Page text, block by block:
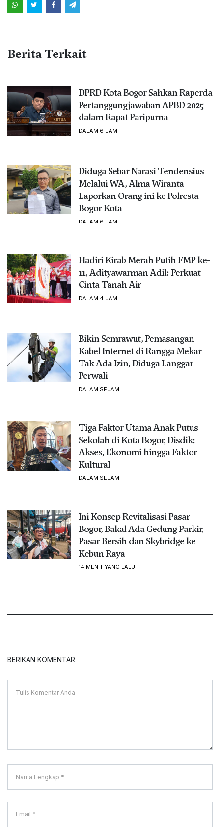
Berita Terkait
DPRD Kota Bogor Sahkan Raperda
Pertanggungjawaban APBD 2025
dalam Rapat Paripurna
DALAM 6 JAM
Diduga Sebar Narasi Tendensius
Melalui WA, Alma Wiranta
Laporkan Orang ini ke Polresta
Bogor Kota
DALAM 6 JAM
Hadiri Kirab Merah Putih FMP ke-
11, Adityawarman Adil: Perkuat
Cinta Tanah Air
DALAM 4 JAM
Bikin Semrawut, Pemasangan
Kabel Internet di Rangga Mekar
Tak Ada Izin, Diduga Langgar
Perwali
DALAM SEJAM
Tiga Faktor Utama Anak Putus
Sekolah di Kota Bogor, Disdik:
Akses, Ekonomi hingga Faktor
Kultural
DALAM SEJAM
Ini Konsep Revitalisasi Pasar
Bogor, Bakal Ada Gedung Parkir,
Pasar Bersih dan Skybridge ke
Kebun Raya
14 MENIT YANG LALU
BERIKAN KOMENTAR